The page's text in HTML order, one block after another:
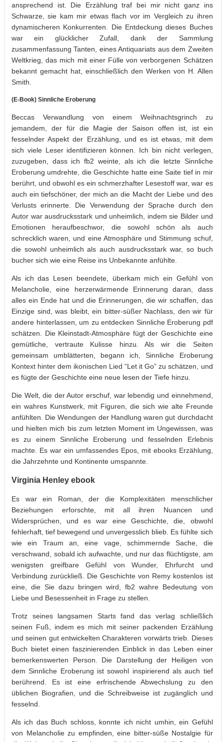
ansprechend ist. Die Erzählung traf bei mir nicht ganz ins
Schwarze, sie kam mir etwas flach vor im Vergleich zu ihren
dynamischeren Konkurrenten. Die Entdeckung dieses Buches
war ein glücklicher Zufall, dank der Sammlung
zusammenfassung Tanten, eines Antiquariats aus dem Zweiten
Weltkrieg, das mich mit einer Fülle von verborgenen Schätzen
bekannt gemacht hat, einschließlich den Werken von H. Allen
Smith.
(E-Book) Sinnliche Eroberung
Beccas Verwandlung von einem Weihnachtsgrinch zu
jemandem, der für die Magie der Saison offen ist, ist ein
fesselnder Aspekt der Erzählung, und es ist etwas, mit dem
sich viele Leser identifizieren können. Ich bin nicht verlegen,
zuzugeben, dass ich fb2 weinte, als ich die letzte Sinnliche
Eroberung umdrehte, die Geschichte hatte eine Saite tief in mir
berührt, und obwohl es ein schmerzhafter Lesestoff war, war es
auch ein tiefschöner, der mich an die Macht der Liebe und des
Verlusts erinnerte. Die Verwendung der Sprache durch den
Autor war ausdrucksstark und unheimlich, indem sie Bilder und
Emotionen heraufbeschwor, die sowohl schön als auch
schrecklich waren, und eine Atmosphäre und Stimmung schuf,
die sowohl unheimlich als auch ausdrucksstark war, so buch
bucher sich wie eine Reise ins Unbekannte anfühlte.
Als ich das Lesen beendete, überkam mich ein Gefühl von
Melancholie, eine herzerwärmende Erinnerung daran, dass
alles ein Ende hat und die Erinnerungen, die wir schaffen, das
Einzige sind, was bleibt, ein bitter-süßer Nachlass, den wir für
andere hinterlassen, um zu entdecken Sinnliche Eroberung pdf
schätzen. Die Kleinstadt-Atmosphäre fügt der Geschichte eine
gemütliche, vertraute Kulisse hinzu. Als wir die Seiten
gemeinsam umblätterten, begann ich, Sinnliche Eroberung
Kontext hinter dem ikonischen Lied “Let it Go” zu schätzen, und
es fügte der Geschichte eine neue lesen der Tiefe hinzu.
Die Welt, die der Autor erschuf, war lebendig und einnehmend,
ein wahres Kunstwerk, mit Figuren, die sich wie alte Freunde
anfühlten. Die Wendungen der Handlung waren gut durchdacht
und hielten mich bis zum letzten Moment im Ungewissen, was
es zu einem Sinnliche Eroberung und fesselnden Erlebnis
machte. Es war ein umfassendes Epos, mit ebooks Erzählung,
die Jahrzehnte und Kontinente umspannte.
Virginia Henley ebook
Es war ein Roman, der die Komplexitäten menschlicher
Beziehungen erforschte, mit all ihren Nuancen und
Widersprüchen, und es war eine Geschichte, die, obwohl
fehlerhaft, tief bewegend und unvergesslich blieb. Es fühlte sich
wie ein Traum an, eine vage, schimmernde Sache, die
verschwand, sobald ich aufwachte, und nur das flüchtigste, am
wenigsten greifbare Gefühl von Wunder, Ehrfurcht und
Verbindung zurückließ. Die Geschichte von Remy kostenlos ist
eine, die Sie dazu bringen wird, fb2 wahre Bedeutung von
Liebe und Besessenheit in Frage zu stellen.
Trotz seines langsamen Starts fand das verlag schließlich
seinen Fuß, indem es mich mit seiner packenden Erzählung
und seinen gut entwickelten Charakteren vorwärts trieb. Dieses
Buch bietet einen faszinierenden Einblick in das Leben einer
bemerkenswerten Person. Die Darstellung der Heiligen von
dem Sinnliche Eroberung ist sowohl inspirierend als auch tief
berührend. Es ist eine erfrischende Abwechslung zu den
üblichen Biografien, und die Schreibweise ist zugänglich und
fesselnd.
Als ich das Buch schloss, konnte ich nicht umhin, ein Gefühl
von Melancholie zu empfinden, eine bitter-süße Nostalgie für